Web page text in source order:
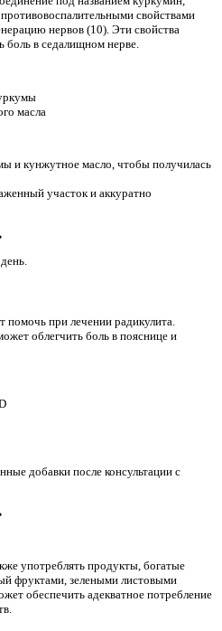
свойствами
нервов (10). Эти свойства
в седалищном нерве.
масла
и кунжутное масло, чтобы получилась
участок и аккуратно
при лечении радикулита.
облегчить боль в пояснице и
добавки после консультации с
употреблять продукты, богатые
фруктами, зелеными листовыми
обеспечить адекватное потребление